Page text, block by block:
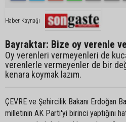
Haber Kaynağı
Bayraktar: Bize oy verenle
Oy verenleri vermeyenleri de
verenlerle vermeyenler de bir
kenara koymak lazım.
ÇEVRE ve Şehircilik Bakanı Erdoğan
milletinin AK Parti'yi birinci yaptığını